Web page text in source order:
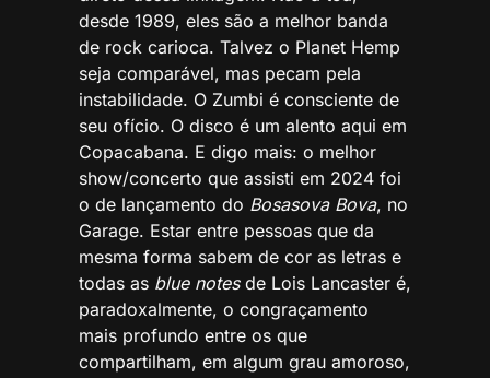
desde 1989, eles são a melhor banda
de rock carioca. Talvez o Planet Hemp
seja comparável, mas pecam pela
instabilidade. O Zumbi é consciente de
seu ofício. O disco é um alento aqui em
Copacabana. E digo mais: o melhor
show/concerto que assisti em 2024 foi
o de lançamento do Bosasova Bova, no
Garage. Estar entre pessoas que da
mesma forma sabem de cor as letras e
todas as blue notesde Lois Lancaster é,
paradoxalmente, o congraçamento
mais profundo entre os que
compartilham, em algum grau amoroso,